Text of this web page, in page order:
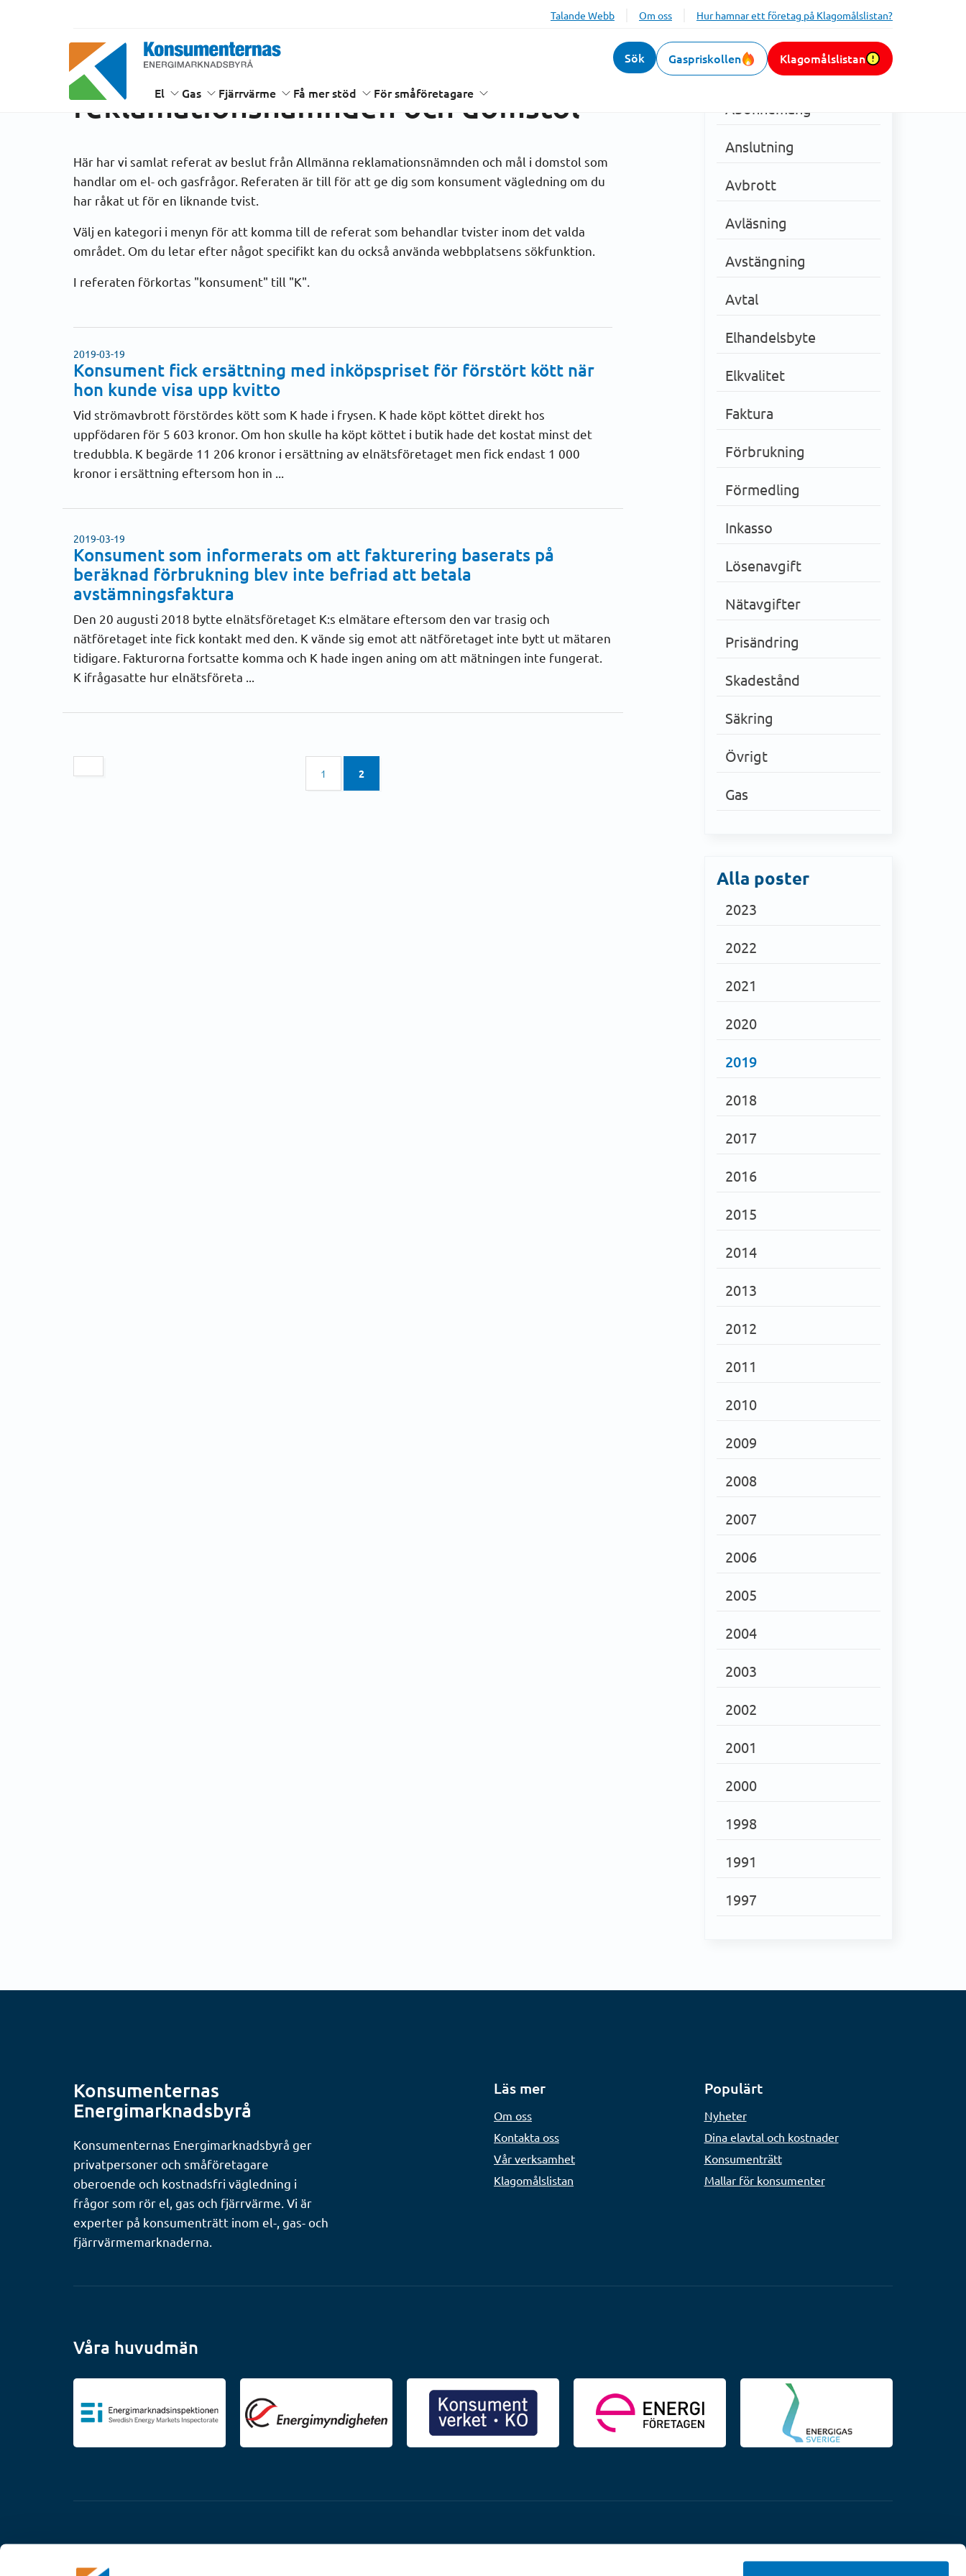
Talande Webb Om oss Hur hamnar ett företag på Klagomålslistan?
Energimarknadsbyrån
El Gas Fjärrvärme Få mer stöd För småföretagare
Sök Gaspriskollen Klagomålslistan
Beslut från Allmänna
reklamationsnämnden och domstol
Här har vi samlat referat av beslut från Allmänna reklamationsnämnden och mål i domstol som
handlar om el- och gasfrågor. Referaten är till för att ge dig som konsument vägledning om du
har råkat ut för en liknande tvist.
Välj en kategori i menyn för att komma till de referat som behandlar tvister inom det valda
området. Om du letar efter något specifikt kan du också använda webbplatsens sökfunktion.
I referaten förkortas "konsument" till "K".
2019-03-19
Konsument fick ersättning med inköpspriset för förstört kött när
hon kunde visa upp kvitto
Vid strömavbrott förstördes kött som K hade i frysen. K hade köpt köttet direkt hos
uppfödaren för 5 603 kronor. Om hon skulle ha köpt köttet i butik hade det kostat minst det
tredubbla. K begärde 11 206 kronor i ersättning av elnätsföretaget men fick endast 1 000
kronor i ersättning eftersom hon in ...
2019-03-19
Konsument som informerats om att fakturering baserats på
beräknad förbrukning blev inte befriad att betala
avstämningsfaktura
Den 20 augusti 2018 bytte elnätsföretaget K:s elmätare eftersom den var trasig och
nätföretaget inte fick kontakt med den. K vände sig emot att nätföretaget inte bytt ut mätaren
tidigare. Fakturorna fortsatte komma och K hade ingen aning om att mätningen inte fungerat.
K ifrågasatte hur elnätsföreta ...
1 2
Kategorier
Abonnemang
Anslutning
Avbrott
Avläsning
Avstängning
Avtal
Elhandelsbyte
Elkvalitet
Faktura
Förbrukning
Förmedling
Inkasso
Lösenavgift
Nätavgifter
Prisändring
Skadestånd
Säkring
Övrigt
Gas
Alla poster
2023
2022
2021
2020
2019
2018
2017
2016
2015
2014
2013
2012
2011
2010
2009
2008
2007
2006
2005
2004
2003
2002
2001
2000
1998
1991
1997
Konsumenternas
Energimarknadsbyrå
Konsumenternas Energimarknadsbyrå ger
privatpersoner och småföretagare
oberoende och kostnadsfri vägledning i
frågor som rör el, gas och fjärrvärme. Vi är
experter på konsumenträtt inom el-, gas- och
fjärrvärmemarknaderna.
Läs mer
Om oss
Kontakta oss
Vår verksamhet
Klagomålslistan
Populärt
Nyheter
Dina elavtal och kostnader
Konsumenträtt
Mallar för konsumenter
Våra huvudmän